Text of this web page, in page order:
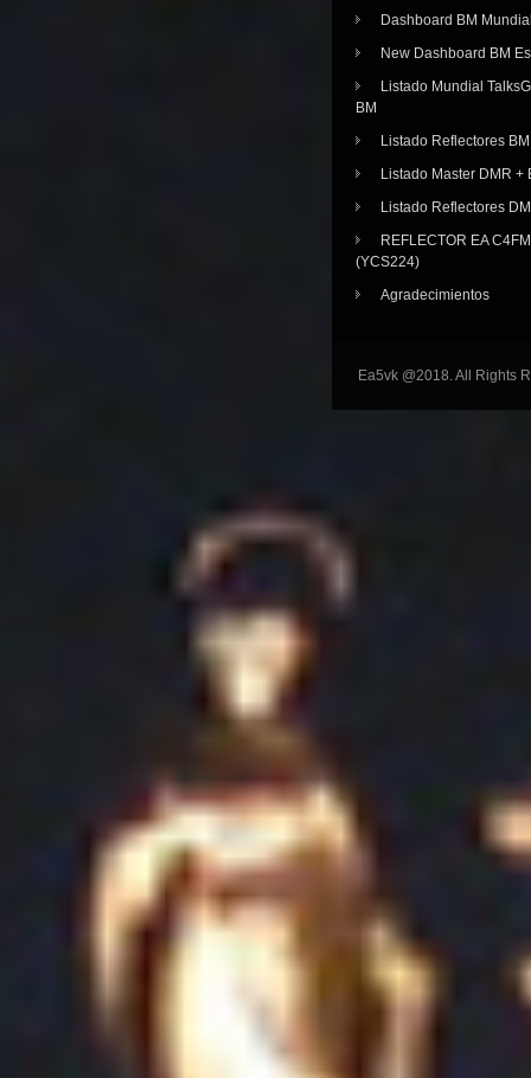
Dashboard BM
New Dashboard BM
Listado Mundial
BM
Listado Reflectores BM
Listado Master DMR +
Listado Reflectores
REFLECTOR EA
(YCS224)
Agradecimientos
Ea5vk @2018. All Rights